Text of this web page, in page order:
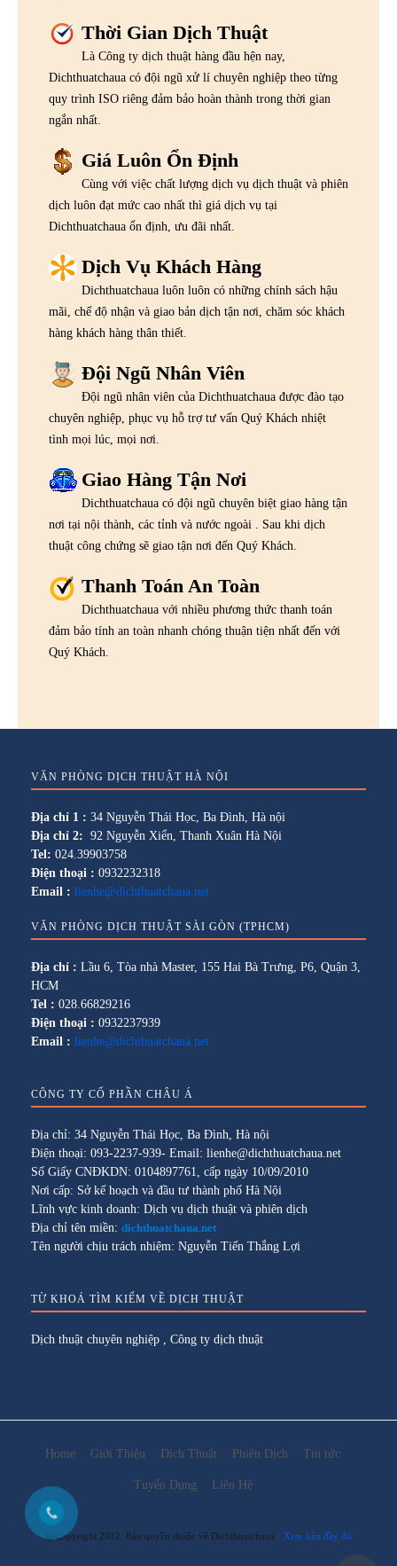
Thời Gian Dịch Thuật
Là Công ty dịch thuật hàng đầu hện nay,
Dichthuatchaua có đội ngũ xử lí chuyên nghiệp theo từng
quy trình ISO riêng đảm bảo hoàn thành trong thời gian
ngắn nhất.
Giá Luôn Ổn Định
Cùng với việc chất lượng dịch vụ dịch thuật và phiên
dịch luôn đạt mức cao nhất thì giá dịch vụ tại
Dichthuatchaua ổn định, ưu đãi nhất.
Dịch Vụ Khách Hàng
Dichthuatchaua luôn luôn có những chính sách hậu
mãi, chế độ nhận và giao bản dịch tận nơi, chăm sóc khách
hàng khách hàng thân thiết.
Đội Ngũ Nhân Viên
Đội ngũ nhân viên của Dichthuatchaua được đào tạo
chuyên nghiệp, phục vụ hỗ trợ tư vấn Quý Khách nhiệt
tình mọi lúc, mọi nơi.
Giao Hàng Tận Nơi
Dichthuatchaua có đội ngũ chuyên biệt giao hàng tận
nơi tại nội thành, các tỉnh và nước ngoài . Sau khi dịch
thuật công chứng sẽ giao tận nơi đến Quý Khách.
Thanh Toán An Toàn
Dichthuatchaua với nhiều phương thức thanh toán
đảm bảo tính an toàn nhanh chóng thuận tiện nhất đến với
Quý Khách.
VĂN PHÒNG DỊCH THUẬT HÀ NỘI
Địa chỉ 1 : 34 Nguyễn Thái Học, Ba Đình, Hà nội
Địa chỉ 2: 92 Nguyễn Xiển, Thanh Xuân Hà Nội
Tel: 024.39903758
Điện thoại : 0932232318
Email : lienhe@dichthuatchaua.net
VĂN PHÒNG DỊCH THUẬT SÀI GÒN (TPHCM)
Địa chỉ : Lầu 6, Tòa nhà Master, 155 Hai Bà Trưng, P6, Quận 3,
HCM
Tel : 028.66829216
Điện thoại : 0932237939
Email : lienhe@dichthuatchaua.net
CÔNG TY CỔ PHẦN CHÂU Á
Địa chỉ: 34 Nguyễn Thái Học, Ba Đình, Hà nội
Điện thoại: 093-2237-939- Email: lienhe@dichthuatchaua.net
Số Giấy CNĐKDN: 0104897761, cấp ngày 10/09/2010
Nơi cấp: Sở kế hoạch và đầu tư thành phố Hà Nội
Lĩnh vực kinh doanh: Dịch vụ dịch thuật và phiên dịch
Địa chỉ tên miền: dichthuatchaua.net
Tên người chịu trách nhiệm: Nguyễn Tiến Thắng Lợi
TỪ KHOÁ TÌM KIẾM VỀ DỊCH THUẬT
Dịch thuật chuyên nghiệp Công ty dịch thuật
Home Giới Thiệu Dịch Thuật Phiên Dịch Tin tức
Tuyển Dụng Liên Hệ
@Copyright 2012. Bản quyền thuộc về Dichthuatchaua Xem bản đầy đủ